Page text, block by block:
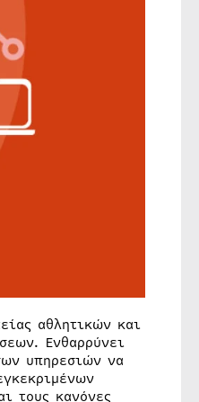
αθλητικών και
Ενθαρρύνει
υπηρεσιών να
τους κανόνες